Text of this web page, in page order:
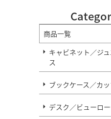
商品一覧
キャビネット／ジ
ス
ブックケース／カ
デスク／ビューロ